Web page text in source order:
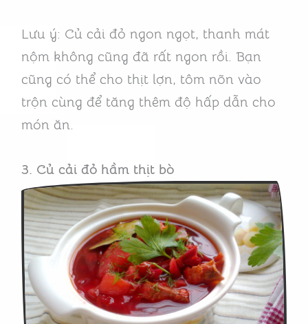
Lưu ý: Củ cải đỏ ngon ngọt, thanh mát
nộm không cũng đã rất ngon rồi. Bạn
cũng có thể cho thịt lợn, tôm nõn vào
trộn cùng để tăng thêm độ hấp dẫn cho
món ăn.
3. Củ cải đỏ hầm thịt bò